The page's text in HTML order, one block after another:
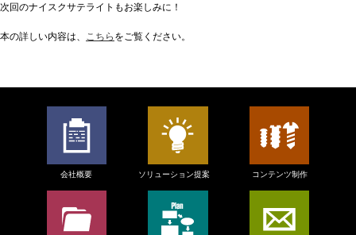
次回のナイスクサテライトもお楽しみに！
本の詳しい内容は、 こちら をご覧ください。
会社概要 ソリューション提案 コンテンツ制作